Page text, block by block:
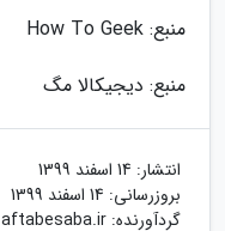
منبع: How To Geek
منبع: دیجیکالا مگ
انتشار: 14 اسفند 1399
بروزرسانی: 14 اسفند 1399
گردآورنده: aftabesaba.ir